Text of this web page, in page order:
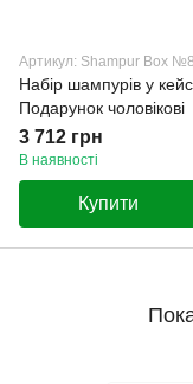
Артикул: Shampur Box
Набір шампурів у
Подарунок чоловікові
3 712 грн
В наявності
Купити